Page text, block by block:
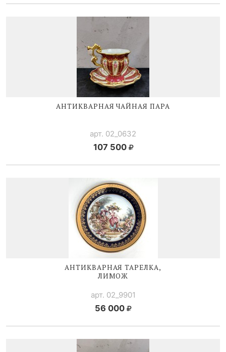
АНТИКВАРНАЯ ЧАЙНАЯ ПАРА
арт. 02_0632
107 500
АНТИКВАРНАЯ ТАРЕЛКА,
ЛИМОЖ
арт. 02_9901
56 000